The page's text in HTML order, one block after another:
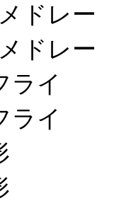
ドレー
ドレー
ライ
ライ